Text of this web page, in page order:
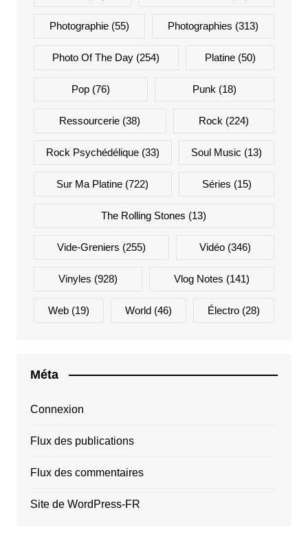
Photographie(55) Photographies (313)
Photo Of The Day (254) Platine(50)
Pop(76) Punk (18)
Ressourcerie (38) Rock (224)
Rock Psychédélique(33) Soul Music (13)
Sur Ma Platine (722) Séries (15)
The Rolling Stones (13)
Vide-Greniers (255) Vidéo (346)
Vinyles (928) Vlog Notes (141)
Web(19) World (46) Électro (28)
Méta
Connexion
Flux des publications
Flux des commentaires
Site de WordPress-FR